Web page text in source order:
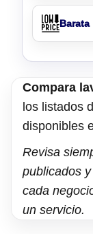
Barata
Compara
los listados
disponibles
Revisa
publicados
cada
un servicio.